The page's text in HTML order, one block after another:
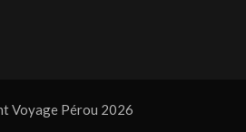
Voyage Pérou 2026